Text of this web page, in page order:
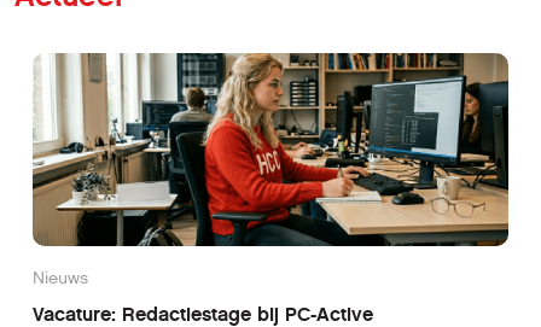
Nieuws
Vacature: Redactiestage bij PC-Active